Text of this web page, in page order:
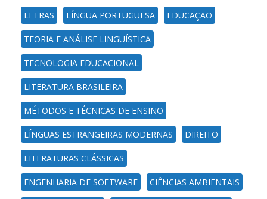
LETRAS LÍNGUA PORTUGUESA EDUCAÇÃO
TEORIA E ANÁLISE LINGÜÍSTICA
TECNOLOGIA EDUCACIONAL
LITERATURA BRASILEIRA
MÉTODOS E TÉCNICAS DE ENSINO
LÍNGUAS ESTRANGEIRAS MODERNAS DIREITO
LITERATURAS CLÁSSICAS
ENGENHARIA DE SOFTWARE CIÊNCIAS AMBIENTAIS